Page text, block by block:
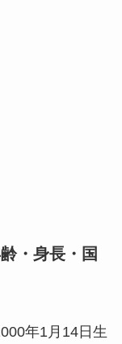
・身長・国
年1月14日生